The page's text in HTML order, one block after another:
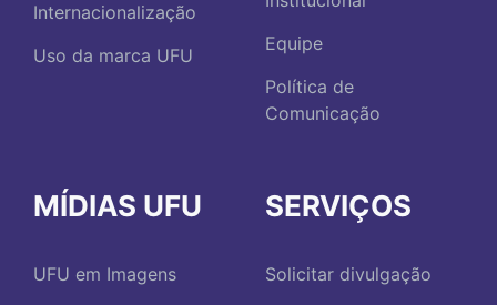
Internacionalização
Uso da marca UFU
Equipe
Política de
Comunicação
MÍDIAS UFU
UFU em Imagens
SERVIÇOS
Solicitar divulgação